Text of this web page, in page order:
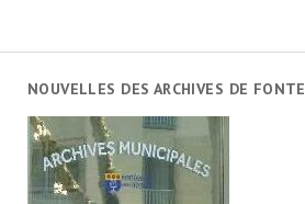
NOUVELLES DES ARCHIVES DE